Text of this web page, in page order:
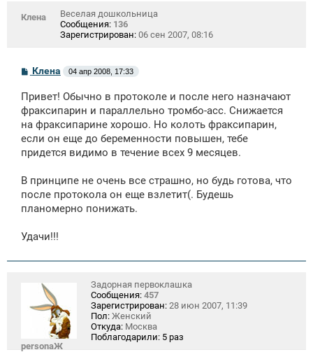
Клена
Веселая дошкольница
Сообщения: 136
Зарегистрирован: 06 сен 2007, 08:16
С
о
б
щ
е
н
и
Клена 04 апр 2008, 17:33
Привет! Обычно в протоколе и после него назначают
фраксипарин и параллельно тромбо-асс. Снижается
на фраксипарине хорошо. Но колоть фраксипарин,
если он еще до беременности повышен, тебе
придется видимо в течение всех 9 месяцев.
В принципе не очень все страшно, но будь готова, что
после протокола он еще взлетит(. Будешь
планомерно понижать.
Удачи!!!
personaЖ
Задорная первоклашка
Сообщения: 457
Зарегистрирован: 28 июн 2007, 11:39
Пол: Женский
Откуда: Москва
Поблагодарили: 5 раз